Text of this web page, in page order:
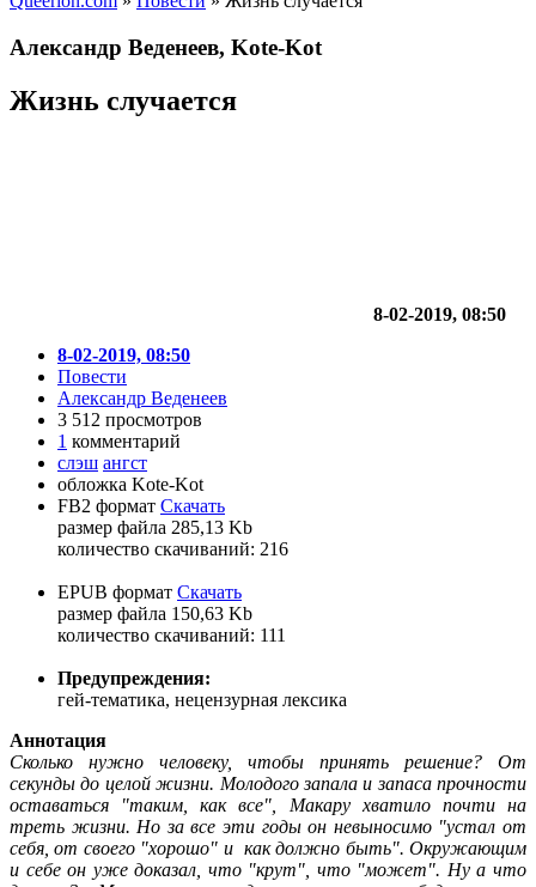
Александр Веденеев, Kote-Kot
Жизнь случается
8-02-2019, 08:50
8-02-2019, 08:50
Повести
Александр Веденеев
3 512 просмотров
1 комментарий
слэш ангст
обложка Kote-Kot
FB2 формат Скачать
размер файла 285,13 Kb
количество cкачиваний: 216
EPUB формат Скачать
размер файла 150,63 Kb
количество cкачиваний: 111
Предупреждения:
гей-тематика, нецензурная лексика
Аннотация
Сколько нужно человеку, чтобы принять решение? От
секунды до целой жизни. Молодого запала и запаса прочности
оставаться "таким, как все", Макару хватило почти на
треть жизни. Но за все эти годы он невыносимо "устал от
себя, от своего "хорошо" и как должно быть". Окружающим
и себе он уже доказал, что "крут", что "может". Ну а что